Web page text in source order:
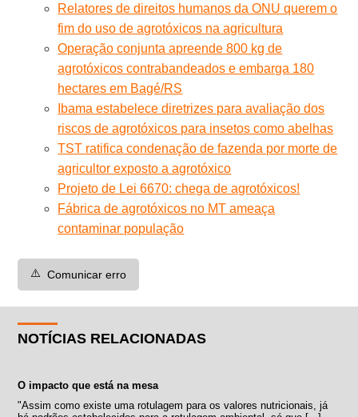
Relatores de direitos humanos da ONU querem o
fim do uso de agrotóxicos na agricultura
Operação conjunta apreende 800 kg de
agrotóxicos contrabandeados e embarga 180
hectares em Bagé/RS
Ibama estabelece diretrizes para avaliação dos
riscos de agrotóxicos para insetos como abelhas
TST ratifica condenação de fazenda por morte de
agricultor exposto a agrotóxico
Projeto de Lei 6670: chega de agrotóxicos!
Fábrica de agrotóxicos no MT ameaça
contaminar população
⚠️ Comunicar erro
NOTÍCIAS RELACIONADAS
O impacto que está na mesa
"Assim como existe uma rotulagem para os valores nutricionais, já